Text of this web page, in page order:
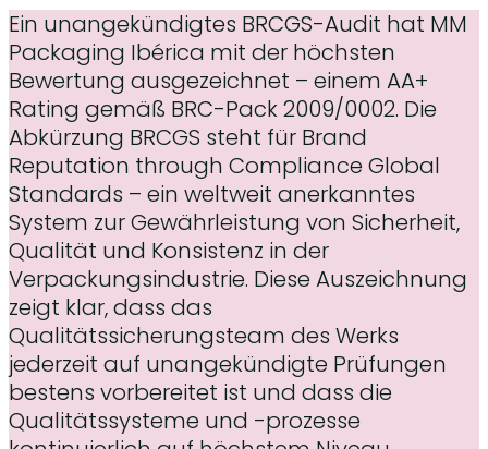
Ein unangekündigtes BRCGS-Audit hat MM
Packaging Ibérica mit der höchsten
Bewertung ausgezeichnet – einem AA+
Rating gemäß BRC-Pack 2009/0002. Die
Abkürzung BRCGS steht für Brand
Reputation through Compliance Global
Standards – ein weltweit anerkanntes
System zur Gewährleistung von Sicherheit,
Qualität und Konsistenz in der
Verpackungsindustrie. Diese Auszeichnung
zeigt klar, dass das
Qualitätssicherungsteam des Werks
jederzeit auf unangekündigte Prüfungen
bestens vorbereitet ist und dass die
Qualitätssysteme und -prozesse